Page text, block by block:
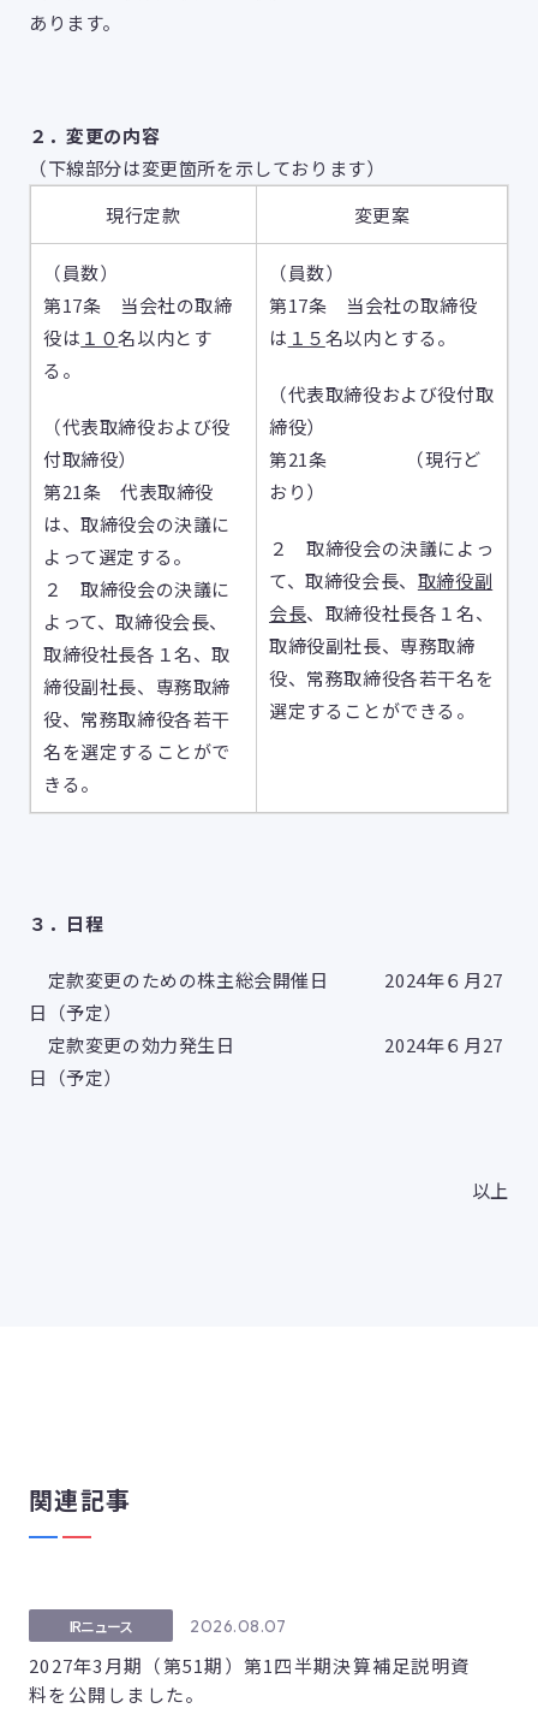
あります。
２．変更の内容
（下線部分は変更箇所を示しております）
現行定款
変更案
（員数）
第17条 当会社の取締
役は １０名以内とす
る。
（代表取締役および役
付取締役）
第21条 代表取締役
は、取締役会の決議に
よって選定する。
２ 取締役会の決議に
よって、取締役会長、
取締役社長各１名、取
締役副社長、専務取締
役、常務取締役各若干
名を選定することがで
きる。
（員数）
第17条 当会社の取締役
は １５名以内とする。
（代表取締役および役付取
締役）
第21条 （現行ど
おり）
２ 取締役会の決議によっ
て、取締役会長、 取締役副
会長、取締役社長各１名、
取締役副社長、専務取締
役、常務取締役各若干名を
選定することができる。
３．日程
定款変更のための株主総会開催日 2024年６月27
日（予定）
定款変更の効力発生日 2024年６月27
日（予定）
以上
関連記事
2026.08.07
IRニュース
2027年3月期（第51期）第1四半期決算補足説明資
料を公開しました。